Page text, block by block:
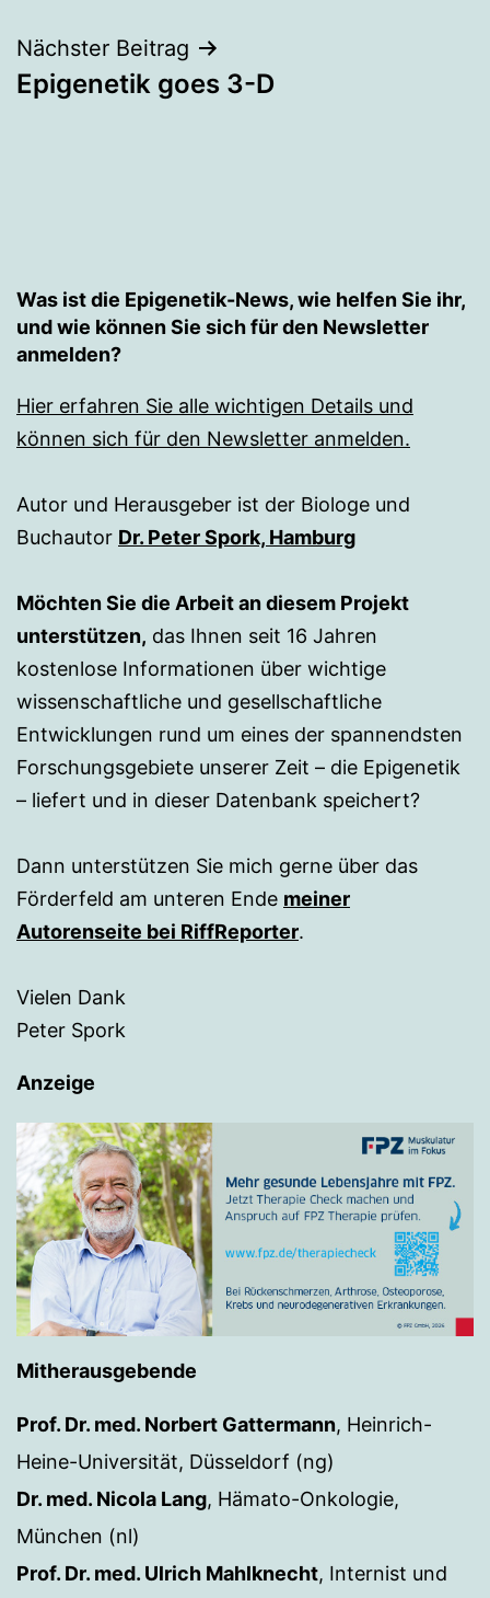
Nächster Beitrag
Epigenetik goes 3-D
Was ist die Epigenetik-News, wie helfen Sie ihr,
und wie können Sie sich für den Newsletter
anmelden?
Hier erfahren Sie alle wichtigen Details und
können sich für den Newsletter anmelden.
Autor und Herausgeber ist der Biologe und
Buchautor Dr. Peter Spork, Hamburg
Möchten Sie die Arbeit an diesem Projekt
unterstützen, das Ihnen seit 16 Jahren
kostenlose Informationen über wichtige
wissenschaftliche und gesellschaftliche
Entwicklungen rund um eines der spannendsten
Forschungsgebiete unserer Zeit – die Epigenetik
– liefert und in dieser Datenbank speichert?
Dann unterstützen Sie mich gerne über das
Förderfeld am unteren Ende meiner
Autorenseite bei RiffReporter.
Vielen Dank
Peter Spork
Anzeige
Mitherausgebende
Prof. Dr. med. Norbert Gattermann, Heinrich-
Heine-Universität, Düsseldorf (ng)
Dr. med. Nicola Lang, Hämato-Onkologie,
München (nl)
Prof. Dr. med. Ulrich Mahlknecht, Internist und